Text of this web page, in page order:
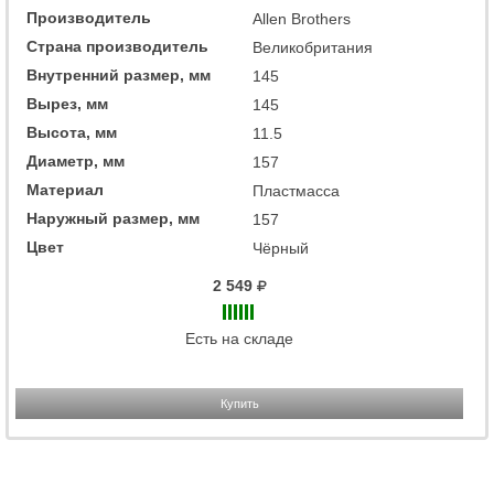
Производитель
Allen Brothers
Страна производитель
Великобритания
Внутренний размер, мм
145
Вырез, мм
145
Высота, мм
11.5
Диаметр, мм
157
Материал
Пластмасса
Наружный размер, мм
157
Цвет
Чёрный
2 549
Есть на складе
Купить